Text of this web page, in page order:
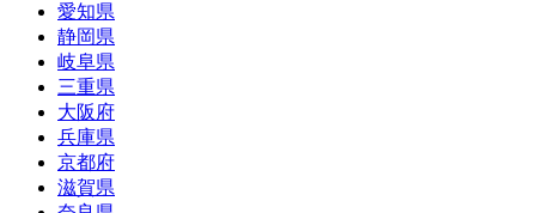
愛知県
静岡県
岐阜県
三重県
大阪府
兵庫県
京都府
滋賀県